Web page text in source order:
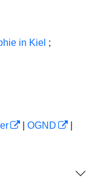
in Kiel ;
OGND